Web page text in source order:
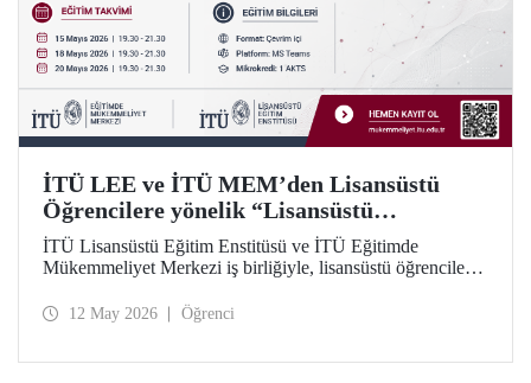
İTÜ LEE ve İTÜ MEM’den Lisansüstü
Öğrencilere yönelik “Lisansüstü
Araştırmalarda Yapay Zekânın Sorumlu
Kullanımı” Eğitim Dizisi
İTÜ Lisansüstü Eğitim Enstitüsü ve İTÜ Eğitimde
Mükemmeliyet Merkezi iş birliğiyle, lisansüstü öğrenciler
sorumlu kullanımına odaklanan 5 modüllü yeni bir eğitim
12 May 2026 Öğrenci